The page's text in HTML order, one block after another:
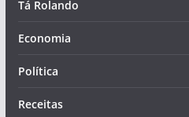
Tá Rolando
Economia
Política
Receitas